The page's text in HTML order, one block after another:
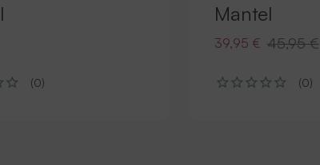
(0)
Mantel
39,95 € 45,95 €
(0)